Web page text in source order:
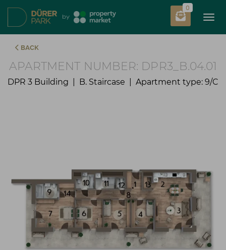
by
0
BACK
APARTMENT NUMBER: DPR3_B.04.01
DPR 3 Building | B. Staircase | Apartment type: 9/C